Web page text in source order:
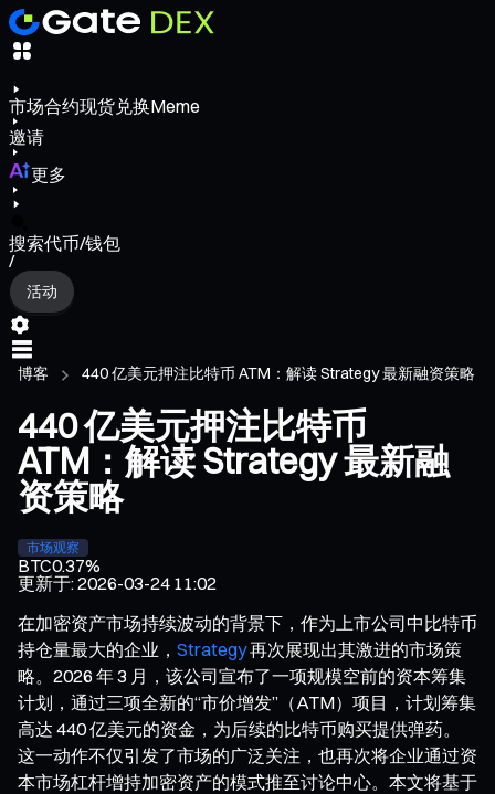
市场合约现货兑换Meme
邀请
更多
搜索代币/钱包
/
活动
博客 440 亿美元押注比特币 ATM：解读 Strategy 最新融资策略
440 亿美元押注比特币
ATM：解读 Strategy 最新融
资策略
市场观察
BTC0.37%
更新于:2026-03-24 11:02
在加密资产市场持续波动的背景下，作为上市公司中比特币
持仓量最大的企业， Strategy再次展现出其激进的市场策
略。2026 年 3 月，该公司宣布了一项规模空前的资本筹集
计划，通过三项全新的“市价增发”（ATM）项目，计划筹集
高达 440 亿美元的资金，为后续的比特币购买提供弹药。
这一动作不仅引发了市场的广泛关注，也再次将企业通过资
本市场杠杆增持加密资产的模式推至讨论中心。本文将基于